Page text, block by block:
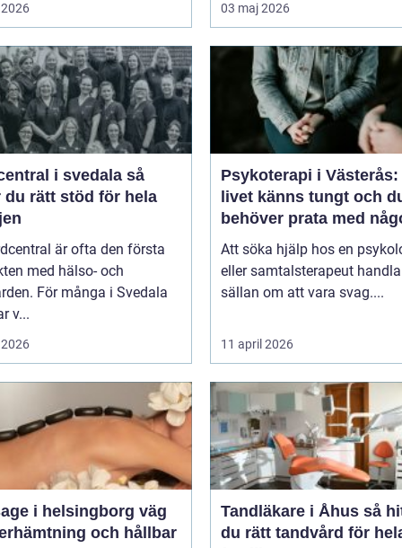
03 maj 2026
i svedala så
du rätt stöd för hela
är ofta den första
med hälso- och
För många i Svedala
v...
Psykoterapi i Västerås:
livet känns tungt och
behöver prata med
Att söka hjälp hos en
eller samtalsterapeut
sällan om att vara svag....
11 april 2026
i helsingborg väg
och hållbar
Tandläkare i Åhus så hittar
du rätt tandvård för